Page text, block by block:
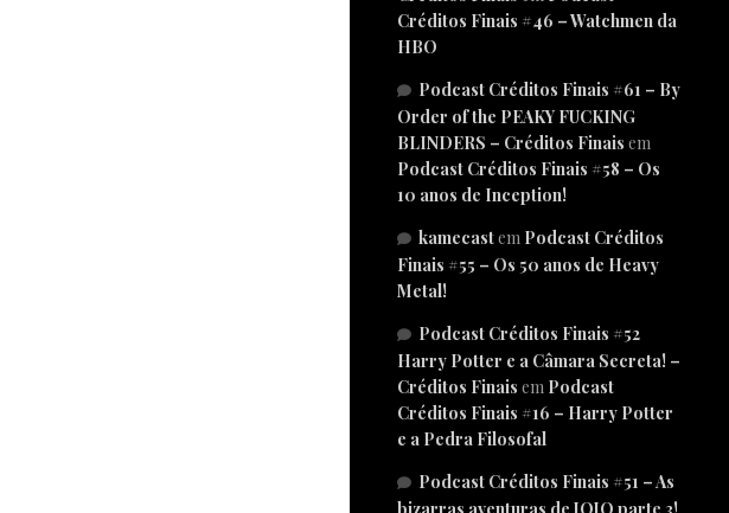
Créditos Finais #46 – Watchmen da
HBO
Podcast Créditos Finais #61 – By
Order of the PEAKY FUCKING
BLINDERS – Créditos Finais em
Podcast Créditos Finais #58 – Os
10 anos de Inception!
kamecastem Podcast Créditos
Finais #55 – Os 50 anos de Heavy
Metal!
Podcast Créditos Finais #52
Harry Potter e a Câmara Secreta! –
Créditos Finais em Podcast
Créditos Finais #16 – Harry Potter
e a Pedra Filosofal
Podcast Créditos Finais #51 – As